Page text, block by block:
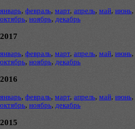
январь, февраль, март, апрель, май, июнь,
октябрь, ноябрь, декабрь
2017
январь, февраль, март, апрель, май, июнь,
октябрь, ноябрь, декабрь
2016
январь, февраль, март, апрель, май, июнь,
октябрь, ноябрь, декабрь
2015